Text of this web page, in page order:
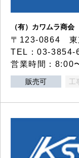
（有）カワムラ商会
〒123-0864 東
TEL：03-3854-
営業時間：8:00
販売可 工